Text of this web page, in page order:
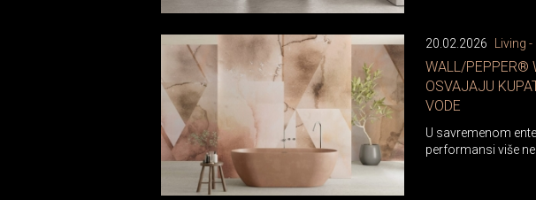
20.02.2026 Living
WALL/PEPPER®
OSVAJAJU
VODE
U savremenom
performansi više ne